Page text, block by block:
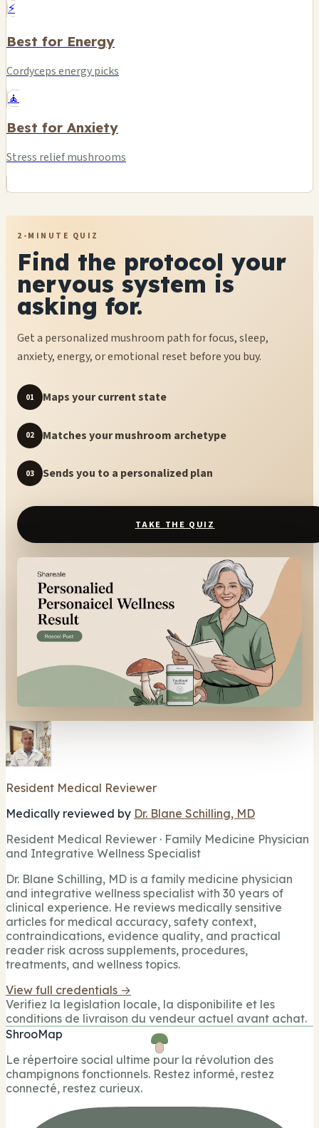
⚡
Best for Energy
Cordyceps energy picks
🧘
Best for Anxiety
Stress relief mushrooms
2-MINUTE QUIZ
Find the protocol your
nervous system is
asking for.
Get a personalized mushroom path for focus, sleep,
anxiety, energy, or emotional reset before you buy.
01 Maps your current state
02 Matches your mushroom archetype
03 Sends you to a personalized plan
TAKE THE QUIZ
Resident Medical Reviewer
Medically reviewed by Dr. Blane Schilling, MD
Resident Medical Reviewer · Family Medicine Physician
and Integrative Wellness Specialist
Dr. Blane Schilling, MD is a family medicine physician
and integrative wellness specialist with 30 years of
clinical experience. He reviews medically sensitive
articles for medical accuracy, safety context,
contraindications, evidence quality, and practical
reader risk across supplements, procedures,
treatments, and wellness topics.
View full credentials →
Verifiez la legislation locale, la disponibilite et les
conditions de livraison du vendeur actuel avant achat.
ShrooMap
Le répertoire social ultime pour la révolution des
champignons fonctionnels. Restez informé, restez
connecté, restez curieux.